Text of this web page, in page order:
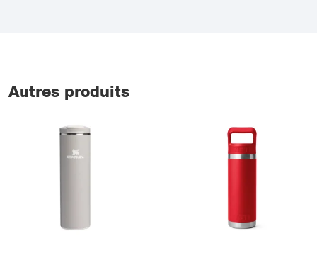
Autres produits